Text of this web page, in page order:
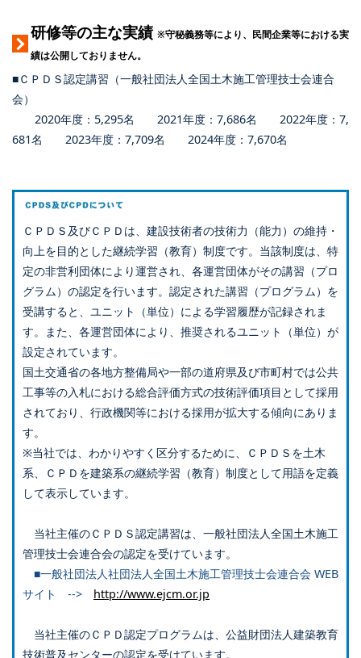
研修等の主な実績 ※守秘義務等により、民間企業等における実
績は公開しておりません。
■ＣＰＤＳ認定講習（一般社団法人全国土木施工管理技士会連合
会）
2020年度：5,295名 2021年度：7,686名 2022年度：7,
681名 2023年度：7,709名 2024年度：7,670名
ＣＰＤＳ及びＣＰＤは、建設技術者の技術力（能力）の維持・
向上を目的とした継続学習（教育）制度です。当該制度は、特
定の非営利団体により運営され、各運営団体がその講習（プロ
グラム）の認定を行います。認定された講習（プログラム）を
受講すると、ユニット（単位）による学習履歴が記録されま
す。また、各運営団体により、推奨されるユニット（単位）が
設定されています。
国土交通省の各地方整備局や一部の道府県及び市町村では公共
工事等の入札における総合評価方式の技術評価項目として採用
されており、行政機関等における採用が拡大する傾向にありま
す。
※当社では、わかりやすく区分するために、ＣＰＤＳを土木
系、ＣＰＤを建築系の継続学習（教育）制度として用語を定義
して表示しています。
当社主催のＣＰＤＳ認定講習は、一般社団法人全国土木施工
管理技士会連合会の認定を受けています。
■一般社団法人社団法人全国土木施工管理技士会連合会 WEB
サイト --> http://www.ejcm.or.jp
当社主催のＣＰＤ認定プログラムは、公益財団法人建築教育
技術普及センターの認定を受けています。